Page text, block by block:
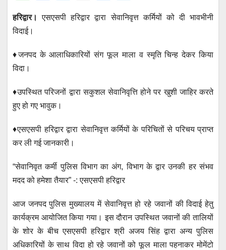
at
s
A
p
c
b
o
k
tt
ail
e
ss
n
er
e
a
हरिद्वार।
एसएसपी हरिद्वार द्वारा सेवानिवृत्त कर्मियों को दी भावभीनी
विदाई।
♦️जनपद के आलाधिकारियों संग फूल माला व स्मृति चिन्ह देकर किया
विदा।
♦️उपस्थित परिजनों द्वारा सकुशल सेवानिवृत्ति होने पर खुशी जाहिर करते
हुए हो गए भावुक।
♦️एसएसपी हरिद्वार द्वारा सेवानिवृत्त कर्मियों के परिचितों से परिचय प्राप्त
कर ली गई जानकारी।
“सेवानिवृत कर्मी पुलिस विभाग का अंग, विभाग के द्वार उनकी हर संभव
मदद को हमेशा तैयार” -: एसएसपी हरिद्वार
आज जनपद पुलिस मुख्यालय में सेवानिवृत्त हो रहे जवानों की विदाई हेतु
कार्यक्रम आयोजित किया गया। इस दौरान उपस्थित जवानों की तालियों
के शोर के बीच एसएसपी हरिद्वार श्री अजय सिंह द्वारा अन्य पुलिस
अधिकारियों के साथ विदा हो रहे जवानों को फूल माला पहनाकर मोमेंटो